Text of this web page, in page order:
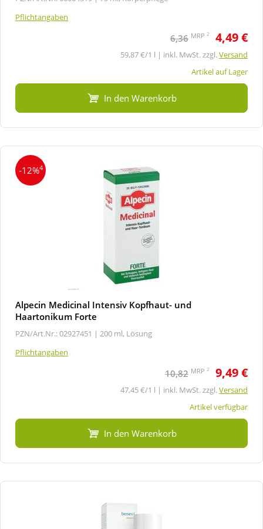
Pflichtangaben
6,36 MRP 2 4,49 €
59,87 €/1 l | inkl. MwSt. zzgl.Versand
Artikel auf Lager
In den Warenkorb
-12%4
Alpecin Medicinal Intensiv Kopfhaut- und
Haartonikum Forte
PZN/Art.Nr.: 02927451 | 200 ml, Lösung
Pflichtangaben
10,82 MRP 2 9,49 €
47,45 €/1 l | inkl. MwSt. zzgl.Versand
Artikel verfügbar
In den Warenkorb